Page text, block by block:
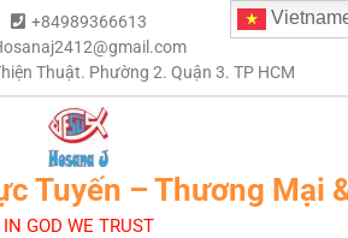
+84989366613
Thuật. Phường 2. Quận 3. TP HCM
Tuyến – Thương Mại
IN GOD WE TRUST